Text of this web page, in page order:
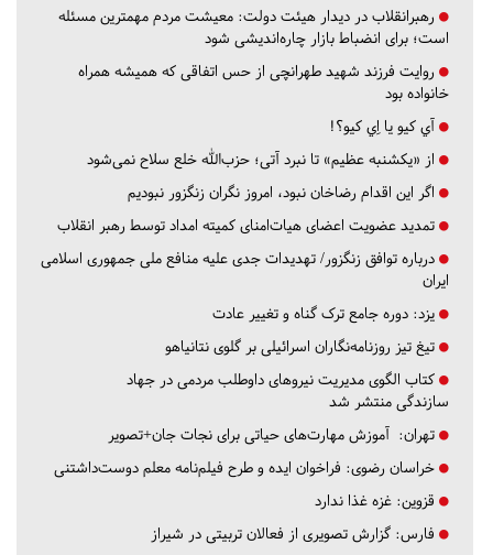
رهبرانقلاب در دیدار هیئت دولت: معیشت مردم مهمترین مسئله
است؛ برای انضباط بازار چاره‌اندیشی شود
روایت فرزند شهید طهرانچی از حس اتفاقی که همیشه همراه
خانواده بود
آي كيو يا اِي كيو؟!
از «یکشنبه عظیم» تا نبرد آتی؛ حزب‌الله خلع سلاح نمی‌شود
اگر این اقدام رضاخان نبود، امروز نگران زنگزور نبودیم
تمدید عضویت اعضای هیات‌امنای کمیته امداد توسط رهبر انقلاب
درباره توافق زنگزور/ تهدیدات جدی علیه منافع ملی جمهوری اسلامی
ایران
یزد: دوره جامع ترک گناه و تغییر عادت
تیغ تیز روزنامه‌نگاران اسرائیلی بر گلوی نتانیاهو
کتاب الگوی مدیریت نیروهای داوطلب مردمی در جهاد
سازندگی منتشر شد
تهران: آموزش مهارت‌های حیاتی برای نجات جان+تصویر
خراسان رضوی: فراخوان ایده و طرح فیلم‌نامه معلم دوست‌داشتنی
قزوین: غزه غذا ندارد
فارس: گزارش تصویری از فعالان تربیتی در شیراز